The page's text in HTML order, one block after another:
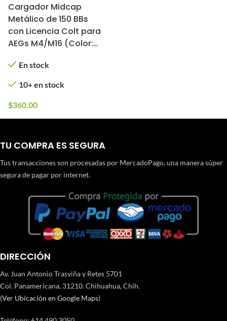
Cargador Midcap
Metálico de 150 BBs
con Licencia Colt para
AEGs M4/M16 (Color:
En stock
10+ en stock
$360.00
TU COMPRA ES SEGURA
Tus transacciones son procesadas por MercadoPago, una manera súper
segura de pagar por internet.
DIRECCIÓN
Av. Juan Antonio Trasviña y Retes 5701
Col. Panamericana, 31210. Chihuahua, Chih.
(Ver Ubicación en Google Maps)